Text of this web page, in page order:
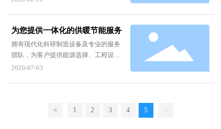
为您提供一体化的供暖节能服务
拥有现代化科研制造设备及专业的服务
团队，为客户提供能源选择、工程设
计、设备制造、安装调试、节能运营及
2020-07-03
< 1 2 3 4 5 >